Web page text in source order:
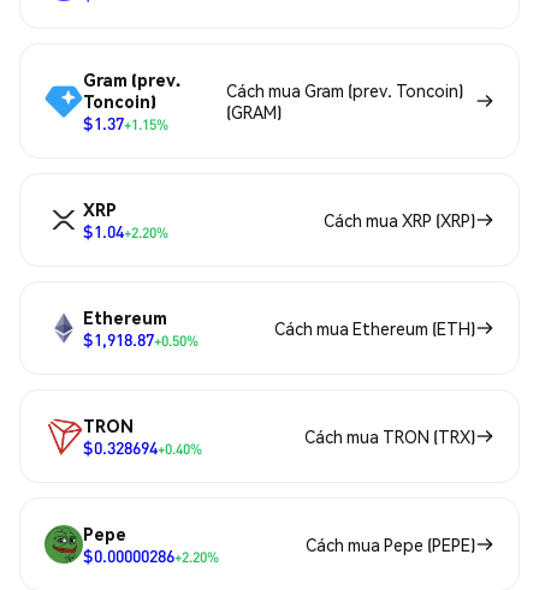
Gram (prev.
Toncoin)
$1.37+1.15%
Cách mua Gram (prev. Toncoin)
(GRAM)
XRP
$1.04+2.20%
Cách mua XRP (XRP)
Ethereum
$1,918.87+0.50%
Cách mua Ethereum (ETH)
TRON
$0.328694+0.40%
Cách mua TRON (TRX)
Pepe
$0.00000286+2.20%
Cách mua Pepe (PEPE)